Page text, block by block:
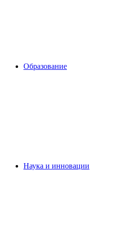
Образование
Наука и инновации